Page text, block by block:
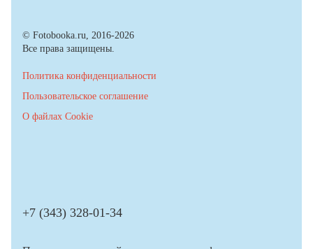
© Fotobooka.ru, 2016-2026
Все права защищены.
Политика конфиденциальности
Пользовательское соглашение
О файлах Cookie
+7 (343) 328-01-34